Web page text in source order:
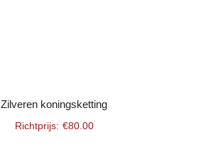
Zilveren koningsketting
€80.00